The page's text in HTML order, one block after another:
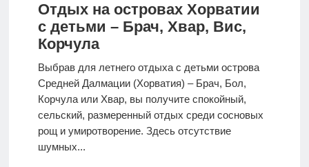
Отдых на островах Хорватии
с детьми – Брач, Хвар, Вис,
Корчула
Выбрав для летнего отдыха с детьми острова
Средней Далмации (Хорватия) – Брач, Бол,
Корчула или Хвар, вы получите спокойный,
сельский, размеренный отдых среди сосновых
рощ и умиротворение. Здесь отсутствие
шумных...